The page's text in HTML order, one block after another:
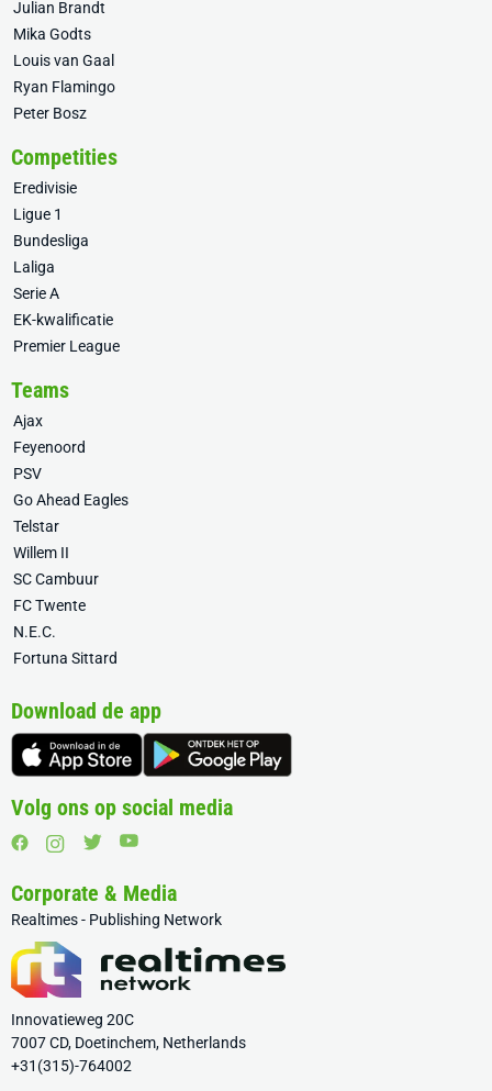
Julian Brandt
Mika Godts
Louis van Gaal
Ryan Flamingo
Peter Bosz
Competities
Eredivisie
Ligue 1
Bundesliga
Laliga
Serie A
EK-kwalificatie
Premier League
Teams
Ajax
Feyenoord
PSV
Go Ahead Eagles
Telstar
Willem II
SC Cambuur
FC Twente
N.E.C.
Fortuna Sittard
Download de app
Volg ons op social media
Corporate & Media
Realtimes - Publishing Network
Innovatieweg 20C
7007 CD, Doetinchem, Netherlands
+31(315)-764002